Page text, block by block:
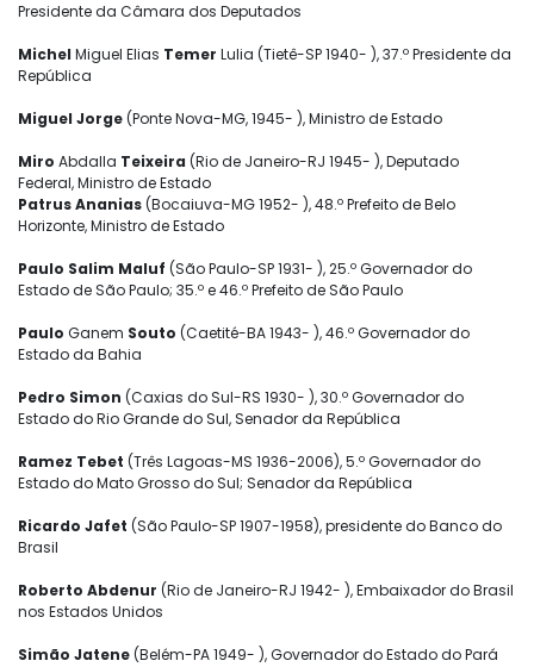
Presidente da Câmara dos Deputados
Michel Miguel Elias Temer Lulia (Tietê-SP 1940- ), 37.º Presidente da
República
Miguel Jorge(Ponte Nova-MG, 1945- ), Ministro de Estado
Miro Abdalla Teixeira (Rio de Janeiro-RJ 1945- ), Deputado
Federal, Ministro de Estado
Patrus Ananias(Bocaiuva-MG 1952- ), 48.º Prefeito de Belo
Horizonte, Ministro de Estado
Paulo Salim Maluf (São Paulo-SP 1931- ), 25.º Governador do
Estado de São Paulo; 35.º e 46.º Prefeito de São Paulo
Paulo Ganem Souto (Caetité-BA 1943- ), 46.º Governador do
Estado da Bahia
Pedro Simon (Caxias do Sul-RS 1930- ), 30.º Governador do
Estado do Rio Grande do Sul, Senador da República
Ramez Tebet (Três Lagoas-MS 1936-2006), 5.º Governador do
Estado do Mato Grosso do Sul; Senador da República
Ricardo Jafet (São Paulo-SP 1907-1958), presidente do Banco do
Brasil
Roberto Abdenur (Rio de Janeiro-RJ 1942- ), Embaixador do Brasil
nos Estados Unidos
Simão Jatene(Belém-PA 1949- ), Governador do Estado do Pará